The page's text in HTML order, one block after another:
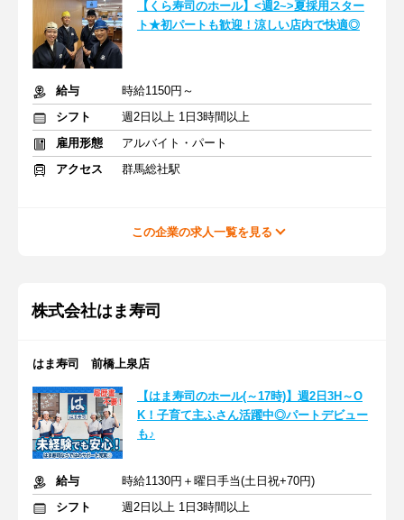
【くら寿司のホール】<週2~>夏採用スター
ト★初パートも歓迎！涼しい店内で快適◎
給与
時給1150円～
シフト
週2日以上 1日3時間以上
雇用形態
アルバイト・パート
アクセス
群馬総社駅
この企業の求人一覧を見る
株式会社はま寿司
はま寿司 前橋上泉店
【はま寿司のホール(～17時)】週2日3H～O
K！子育て主ふさん活躍中◎パートデビュー
も♪
給与
時給1130円＋曜日手当(土日祝+70円)
シフト
週2日以上 1日3時間以上